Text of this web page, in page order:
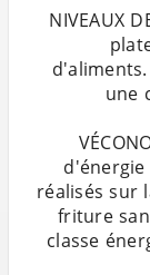
4 NIVEAUX
une
réalisés sur
friture
classe